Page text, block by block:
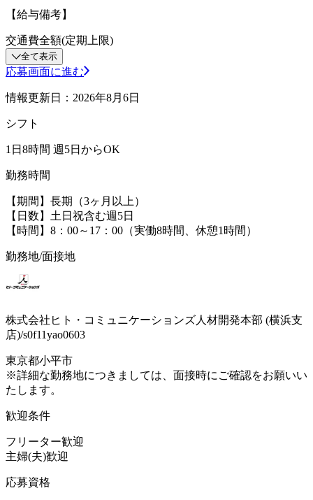
【給与備考】
交通費全額(定期上限)
全て表示
応募画面に進む
情報更新日：2026年8月6日
シフト
1日8時間 週5日からOK
勤務時間
【期間】長期（3ヶ月以上）
【日数】土日祝含む週5日
【時間】8：00～17：00（実働8時間、休憩1時間）
勤務地/面接地
株式会社ヒト・コミュニケーションズ人材開発本部 (横浜支
店)/s0f11yao0603
東京都小平市
※詳細な勤務地につきましては、面接時にご確認をお願いい
たします。
歓迎条件
フリーター歓迎
主婦(夫)歓迎
応募資格